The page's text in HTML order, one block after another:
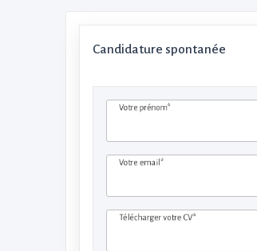
Candidature spontanée
Votre prénom*
Votre email*
Télécharger votre CV*